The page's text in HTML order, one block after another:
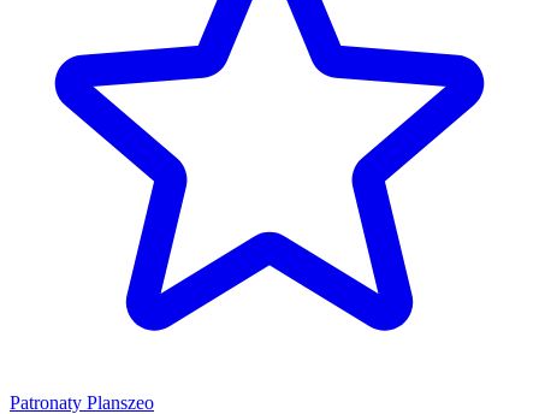
Patronaty Planszeo